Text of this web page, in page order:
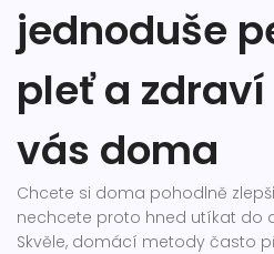
jednoduše
pleť a
vás doma
Chcete si doma pohodlně
nechcete proto hned utíkat do
Skvěle, domácí metody často